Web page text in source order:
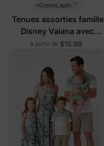
CotonLapin ™
Tenues assorties famille
Disney Vaiana avec
shorts intégrés &
à partir de $15.99